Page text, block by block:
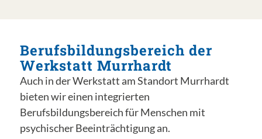
Berufsbildungsbereich der
Werkstatt Murrhardt
Auch in der Werkstatt am Standort Murrhardt
bieten wir einen integrierten
Berufsbildungsbereich für Menschen mit
psychischer Beeinträchtigung an.